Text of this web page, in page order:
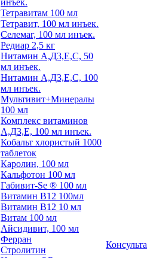
инъек.
Тетравитам 100 мл
Тетравит, 100 мл инъек.
Селемаг, 100 мл инъек.
Редиар 2,5 кг
Нитамин А,Д3,Е,С, 50
мл инъек.
Нитамин А,Д3,Е,С, 100
мл инъек.
Мультивит+Минералы
100 мл
Комплекс витаминов
А,Д3,Е, 100 мл инъек.
Кобальт хлористый 1000
таблеток
Каролин, 100 мл
Кальфотон 100 мл
Габивит-Se ® 100 мл
Витамин В12 100мл
Витамин В12 10 мл
Витам 100 мл
Айсидивит, 100 мл
Ферран
Стролитин